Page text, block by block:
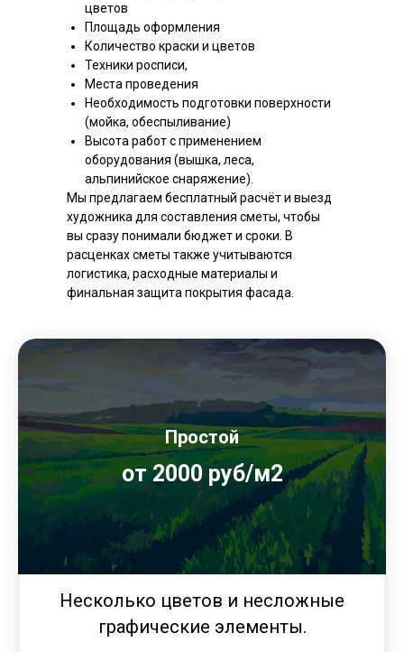
цветов
Площадь оформления
Количество краски и цветов
Техники росписи,
Места проведения
Необходимость подготовки поверхности
(мойка, обеспыливание)
Высота работ с применением
оборудования (вышка, леса,
альпинийское снаряжение).
Мы предлагаем бесплатный расчёт и выезд
художника для составления сметы, чтобы
вы сразу понимали бюджет и сроки. В
расценках сметы также учитываются
логистика, расходные материалы и
финальная защита покрытия фасада.
Простой
от 2000 руб/м2
Несколько цветов и несложные
графические элементы.